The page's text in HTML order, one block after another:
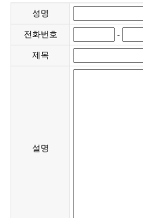
성명
전화번호 -
제목
설명